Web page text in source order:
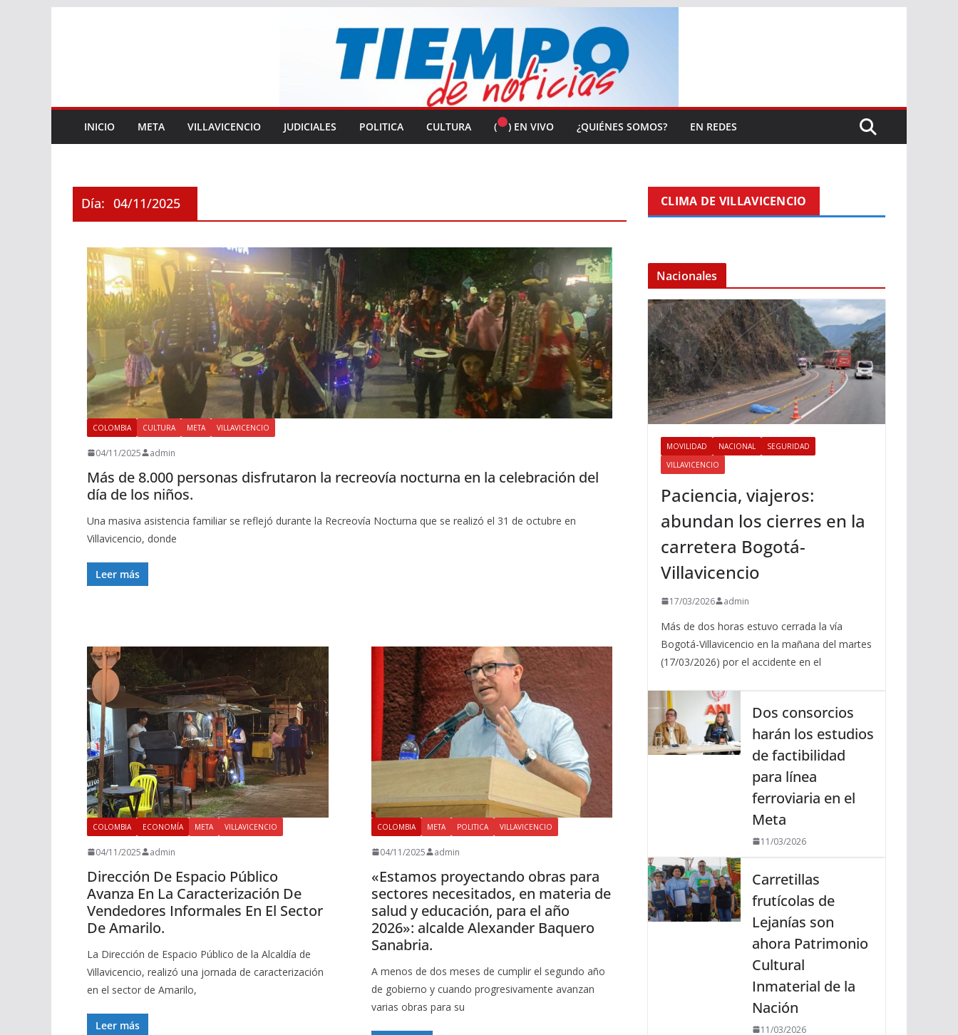
INICIO META VILLAVICENCIO JUDICIALES POLITICA CULTURA ( ) EN VIVO ¿QUIÉNES SOMOS? EN REDES
Día: 04/11/2025
COLOMBIA CULTURA META VILLAVICENCIO
04/11/2025 admin
Más de 8.000 personas disfrutaron la recreovía nocturna en la celebración del
día de los niños.
Una masiva asistencia familiar se reflejó durante la Recreovía Nocturna que se realizó el 31 de octubre en
Villavicencio, donde
Leer más
COLOMBIA ECONOMÍA META VILLAVICENCIO
04/11/2025 admin
Dirección De Espacio Público
Avanza En La Caracterización De
Vendedores Informales En El Sector
De Amarilo.
La Dirección de Espacio Público de la Alcaldía de
Villavicencio, realizó una jornada de caracterización
en el sector de Amarilo,
Leer más
COLOMBIA META POLITICA VILLAVICENCIO
04/11/2025 admin
«Estamos proyectando obras para
sectores necesitados, en materia de
salud y educación, para el año
2026»: alcalde Alexander Baquero
Sanabria.
A menos de dos meses de cumplir el segundo año
de gobierno y cuando progresivamente avanzan
varias obras para su
CLIMA DE VILLAVICENCIO
Nacionales
MOVILIDAD NACIONAL
SEGURIDAD
VILLAVICENCIO
Paciencia, viajeros:
abundan los cierres en la
carretera Bogotá-
Villavicencio
17/03/2026 admin
Más de dos horas estuvo cerrada la vía
Bogotá-Villavicencio en la mañana del martes
(17/03/2026) por el accidente en el
Dos consorcios
harán los estudios
de factibilidad
para línea
ferroviaria en el
Meta
11/03/2026
Carretillas
frutícolas de
Lejanías son
ahora Patrimonio
Cultural
Inmaterial de la
Nación
11/03/2026